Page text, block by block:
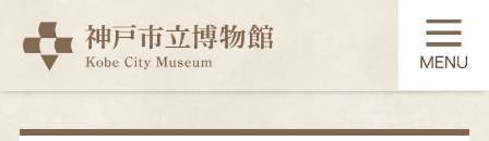
TOP
展覧会